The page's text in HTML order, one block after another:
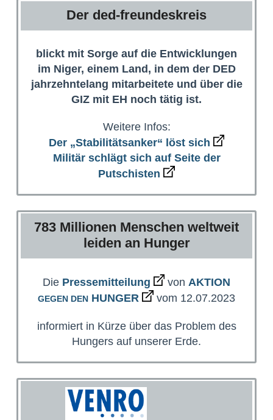
Der ded-freundeskreis
blickt mit Sorge auf die Entwicklungen
im Niger, einem Land, in dem der DED
jahrzehntelang mitarbeitete und über die
GIZ mit EH noch tätig ist.
Weitere Infos:
Der „Stabilitätsanker“ löst sich
Militär schlägt sich auf Seite der
Putschisten
783 Millionen Menschen weltweit
leiden an Hunger
Die Pressemitteilung von AKTION
GEGEN DEN HUNGER vom 12.07.2023
informiert in Kürze über das Problem des
Hungers auf unserer Erde.